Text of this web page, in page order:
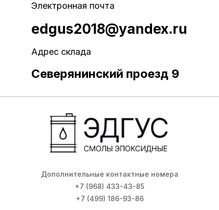
Электронная почта
edgus2018@yandex.ru
Адрес склада
Северянинский проезд 9
Дополнительные контактные номера
+7 (968) 433-43-85
+7 (499) 186-93-86